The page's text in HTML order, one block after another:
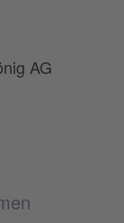
AG